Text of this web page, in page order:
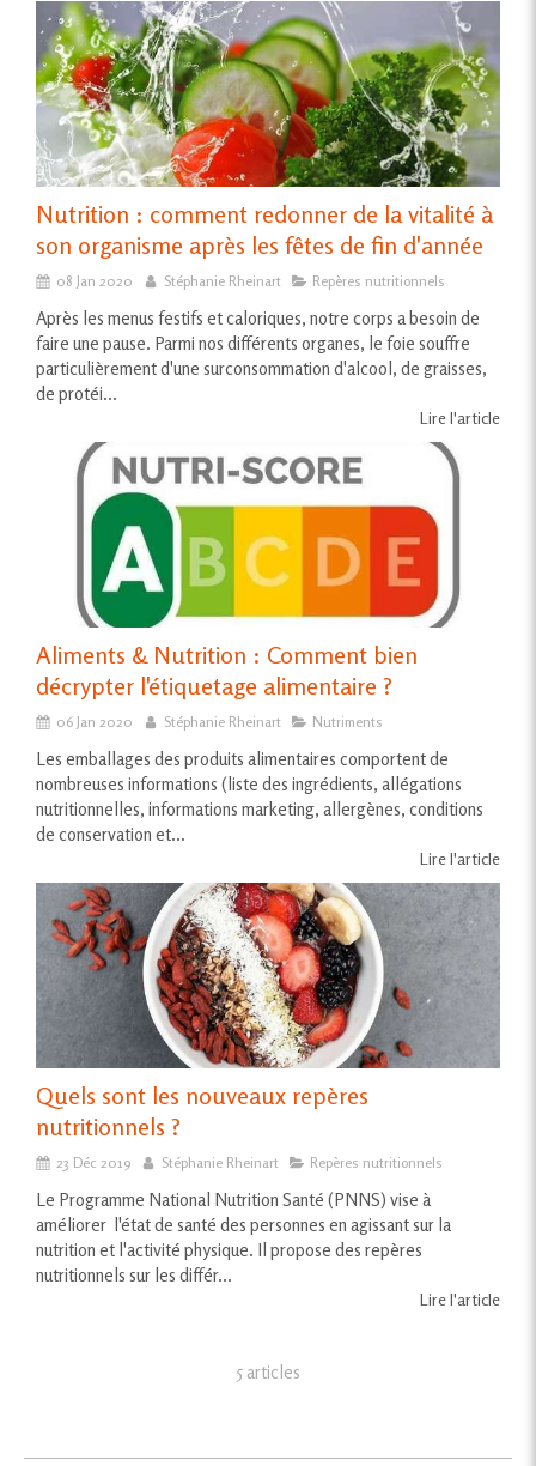
Nutrition : comment redonner de la vitalité à
son organisme après les fêtes de fin d'année
08 Jan 2020 Stéphanie Rheinart Repères nutritionnels
Après les menus festifs et caloriques, notre corps a besoin de
faire une pause. Parmi nos différents organes, le foie souffre
particulièrement d'une surconsommation d'alcool, de graisses,
de protéi...
Lire l'article
Aliments & Nutrition : Comment bien
décrypter l'étiquetage alimentaire ?
06 Jan 2020 Stéphanie Rheinart Nutriments
Les emballages des produits alimentaires comportent de
nombreuses informations (liste des ingrédients, allégations
nutritionnelles, informations marketing, allergènes, conditions
de conservation et...
Lire l'article
Quels sont les nouveaux repères
nutritionnels ?
23 Déc 2019 Stéphanie Rheinart Repères nutritionnels
Le Programme National Nutrition Santé (PNNS) vise à
améliorer l'état de santé des personnes en agissant sur la
nutrition et l'activité physique. Il propose des repères
nutritionnels sur les différ...
Lire l'article
5 articles